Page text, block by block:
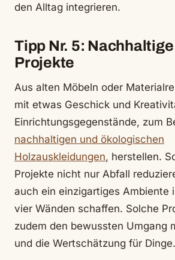
den Alltag integrieren.
Tipp Nr. 5: Nachhaltige
Projekte
Aus alten Möbeln oder
mit etwas Geschick und
Einrichtungsgegenstände, zum
nachhaltigen und ökologischen
Holzauskleidungen, herstellen.
Projekte nicht nur Abfall
auch ein einzigartiges Ambiente
vier Wänden schaffen. Solche
zudem den bewussten Umgang
und die Wertschätzung für Dinge.